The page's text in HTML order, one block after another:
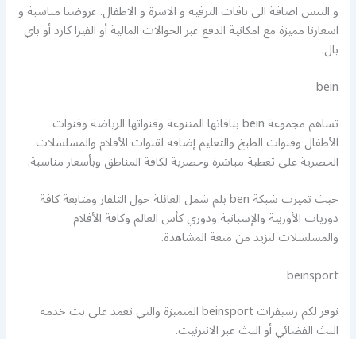
و التنس اضافة الى باقات الترفيه و الاسرة و الاطفال. عروضنا مناسبة و
اسعارنا مميزة مع امكانية الدفع عبر الحوالات المالية أو الفيزا كارد أو باي
بال.
bein
تساهم مجموعة bein بباقاتها المتنوعة وقنواتها الرياضة وقنوات
الأطفال وقنوات الطبخ والتعليم إضافة لقنوات الأفلام والمسلسلات
الحصرية على تغطية مباشرة وحصرية لكافة المناطق وبأسعار مناسبة.
حيث تميزت شبكة ben بلم شمل العائلة حول التلفاز ومتابعة كافة
دوريات الأوربية والإسبانية ودوري كأس العالم وكافة الأفلام
والمسلسلات لتزيد من متعة المشاهدة.
beinsport
نوفر لكم رسيفرات beinsport المتميزة والتي تعمد على بث خدمه
البث الفضائي أو البث عبر الانترنيت.